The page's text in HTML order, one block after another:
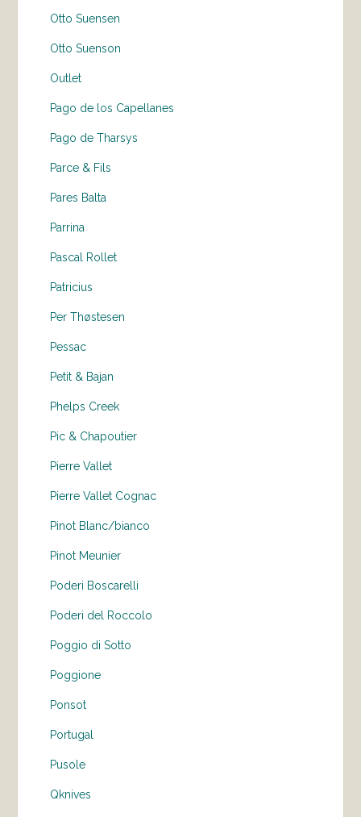
Otto Suensen
Otto Suenson
Outlet
Pago de los Capellanes
Pago de Tharsys
Parce & Fils
Pares Balta
Parrina
Pascal Rollet
Patricius
Per Thøstesen
Pessac
Petit & Bajan
Phelps Creek
Pic & Chapoutier
Pierre Vallet
Pierre Vallet Cognac
Pinot Blanc/bianco
Pinot Meunier
Poderi Boscarelli
Poderi del Roccolo
Poggio di Sotto
Poggione
Ponsot
Portugal
Pusole
Qknives